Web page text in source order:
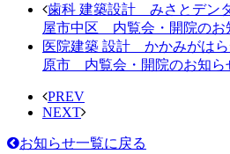
歯科 建築設計 みさとデ
屋市中区 内覧会・開院のお
医院建築 設計 かかみがは
原市 内覧会・開院のお知ら
PREV
NEXT
お知らせ一覧に戻る